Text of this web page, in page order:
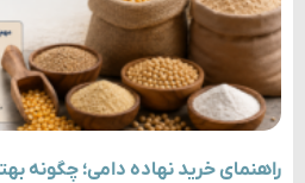
راهنمای خرید نهاده دامی؛ چگونه